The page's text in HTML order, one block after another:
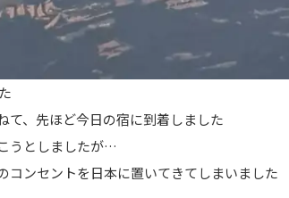
て、先ほど今日の宿に到着しました
うとしましたが…
コンセントを日本に置いてきてしまいました